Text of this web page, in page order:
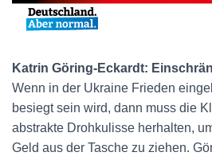
Katrin Göring-Eckardt:
Wenn in der Ukraine Frieden
besiegt sein wird, dann muss die
abstrakte Drohkulisse herhalten,
Geld aus der Tasche zu ziehen.